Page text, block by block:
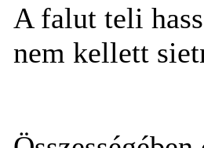
A falut teli
nem kellett